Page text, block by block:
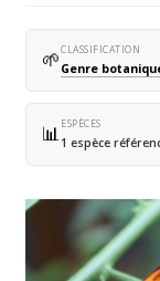
🌱CLASSIFICATION
Genre
📊ESPÈCES
1 espèce